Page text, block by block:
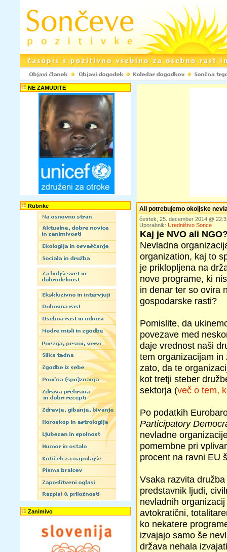
NE ZAMUDITE
Rubrike
Zanimivo
Ali potrebujemo okoljske
četrtek, 25. december 2014 @
Uporabnik: Uredništvo Sonce
Kaj je NVO ali
Nevladna
organization, kaj to
je priklopljena na
nove programe, ki
in denar ter so ovira
gospodarske rasti?
Pomislite, da
povezave med
daje vrednost naši
tem organizacijam
zato, da te
kot tretji steber
sektorja (več o tem,
Po podatkih
Participatory
nevladne
pomembne pri
procent na ravni EU
Vsaka razvita
predstavnik ljudi,
nevladnih
avtokratični,
ko nekatere
izvajajo samo še
država nehala